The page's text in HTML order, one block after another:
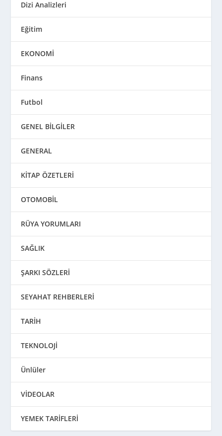
Dizi Analizleri
Eğitim
EKONOMİ
Finans
Futbol
GENEL BİLGİLER
GENERAL
KİTAP ÖZETLERİ
OTOMOBİL
RÜYA YORUMLARI
SAĞLIK
ŞARKI SÖZLERİ
SEYAHAT REHBERLERİ
TARİH
TEKNOLOJİ
Ünlüler
VİDEOLAR
YEMEK TARİFLERİ